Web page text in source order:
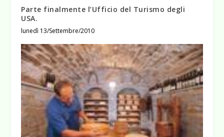
Parte finalmente l’Ufficio del Turismo degli
USA.
lunedì 13/Settembre/2010